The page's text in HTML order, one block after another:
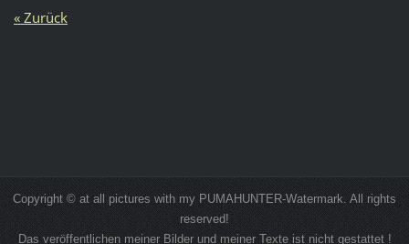
« Zurück
Copyright © at all pictures with my PUMAHUNTER-Watermark. All rights
reserved!
Das veröffentlichen meiner Bilder und meiner Texte ist nicht gestattet !